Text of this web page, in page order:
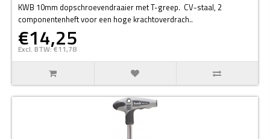
KWB 10mm dopschroevendraaier met T-greep. CV-staal, 2
componentenheft voor een hoge krachtoverdrach..
€14,25
Excl. BTW: €11,78